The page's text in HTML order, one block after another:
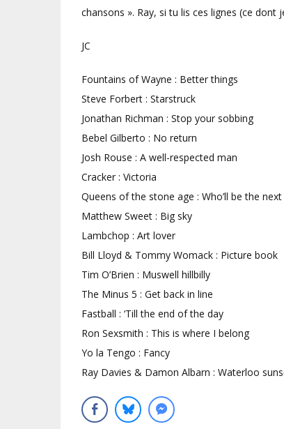
chansons ». Ray, si tu lis ces lignes (ce
JC
Fountains of Wayne : Better things
Steve Forbert : Starstruck
Jonathan Richman : Stop your sobbing
Bebel Gilberto : No return
Josh Rouse : A well-respected man
Cracker : Victoria
Queens of the stone age : Who’ll be the next
Matthew Sweet : Big sky
Lambchop : Art lover
Bill Lloyd & Tommy Womack : Picture book
Tim O’Brien : Muswell hillbilly
The Minus 5 : Get back in line
Fastball : ‘Till the end of the day
Ron Sexsmith : This is where I belong
Yo la Tengo : Fancy
Ray Davies & Damon Albarn : Waterloo